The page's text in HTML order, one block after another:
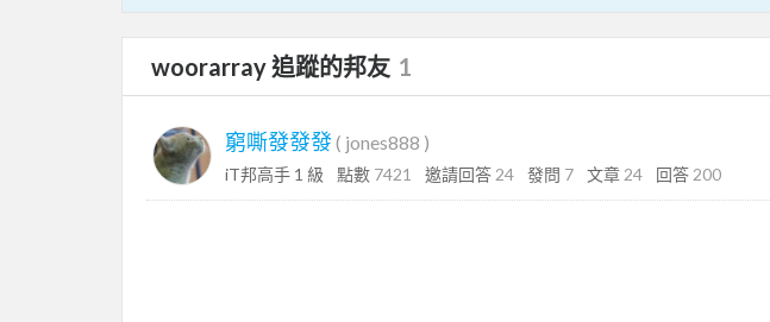
woorarray 追蹤的邦友 1
窮嘶發發發( jones888 )
iT邦高手 1 級 點數 7421 邀請回答 24 發問 7 文章 24 回答 200